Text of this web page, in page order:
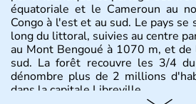
équatoriale et le Cameroun au
Congo à l'est et au sud. Le pays
long du littoral, suivies au centre
au Mont Bengoué à 1070 m, et de
sud. La forêt recouvre les 3/4
dénombre plus de 2 millions
dans la capitale Libreville.